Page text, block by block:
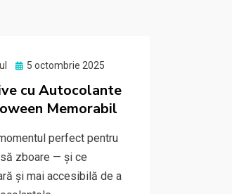
Posted
5 octombrie 2025
cu Autocolante
Memorabil
perfect pentru
zboare — și ce
și mai accesibilă de a